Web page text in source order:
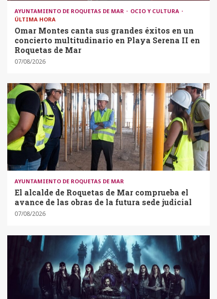
AYUNTAMIENTO DE ROQUETAS DE MAR
OCIO Y CULTURA
ÚLTIMA HORA
Omar Montes canta sus grandes éxitos en un
concierto multitudinario en Playa Serena II en
Roquetas de Mar
07/08/2026
AYUNTAMIENTO DE ROQUETAS DE MAR
El alcalde de Roquetas de Mar comprueba el
avance de las obras de la futura sede judicial
07/08/2026